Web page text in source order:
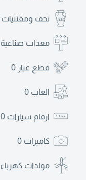
تحف ومقتنيات
معدات صناعية
قطع غيار 0
العاب 0
ارقام سيارات 0
كاميرات 0
مولدات كهرباء